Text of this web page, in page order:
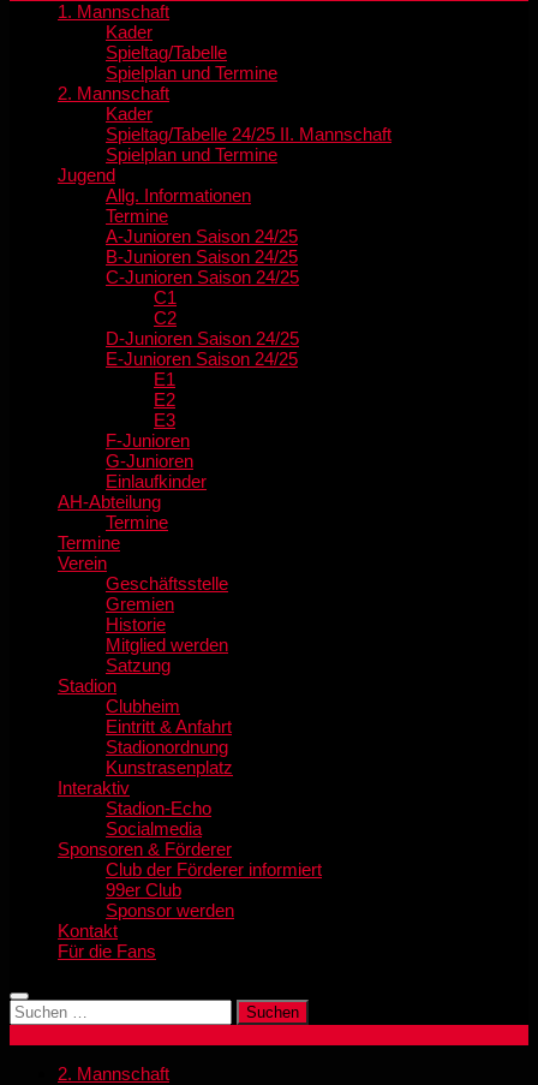
1. Mannschaft
Kader
Spieltag/Tabelle
Spielplan und Termine
2. Mannschaft
Kader
Spieltag/Tabelle 24/25 II. Mannschaft
Spielplan und Termine
Jugend
Allg. Informationen
Termine
A-Junioren Saison 24/25
B-Junioren Saison 24/25
C-Junioren Saison 24/25
C1
C2
D-Junioren Saison 24/25
E-Junioren Saison 24/25
E1
E2
E3
F-Junioren
G-Junioren
Einlaufkinder
AH-Abteilung
Termine
Termine
Verein
Geschäftsstelle
Gremien
Historie
Mitglied werden
Satzung
Stadion
Clubheim
Eintritt & Anfahrt
Stadionordnung
Kunstrasenplatz
Interaktiv
Stadion-Echo
Socialmedia
Sponsoren & Förderer
Club der Förderer informiert
99er Club
Sponsor werden
Kontakt
Für die Fans
Suchen
nach:
2. Mannschaft